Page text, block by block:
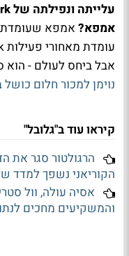
אמפא? אמפא שעומדת
אבל ביחס לעולם - הוא
נוימן למכור חלום כושל
קיראו עוד ב"גלובל"
הרגולטור סגר את
הקוריאני נשפך למדד
אסיה עולה, וול
והמשקיעים מחכים